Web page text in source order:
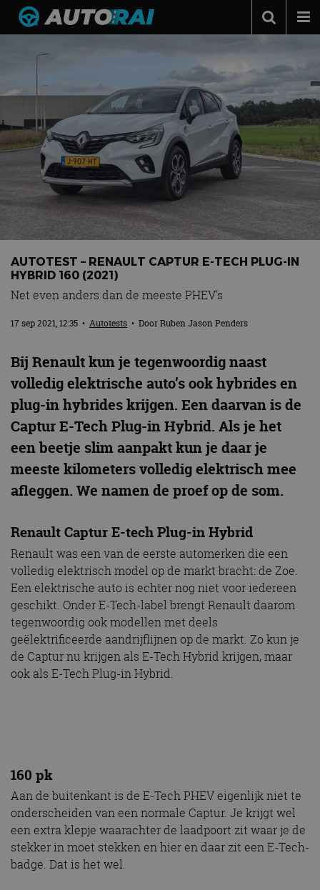
Automerken
Adverteren
Contact
MotorRAI.nl
AUTOTEST – RENAULT CAPTUR E-TECH PLUG-IN
HYBRID 160 (2021)
Net even anders dan de meeste PHEV's
17 sep 2021, 12:35 • Autotests • DoorRuben Jason Penders
Bij Renault kun je tegenwoordig naast
volledig elektrische auto’s ook hybrides en
plug-in hybrides krijgen. Een daarvan is de
Captur E-Tech Plug-in Hybrid. Als je het
een beetje slim aanpakt kun je daar je
meeste kilometers volledig elektrisch mee
afleggen. We namen de proef op de som.
Renault Captur E-tech Plug-in Hybrid
Renault was een van de eerste automerken die een
volledig elektrisch model op de markt bracht: de Zoe.
Een elektrische auto is echter nog niet voor iedereen
geschikt. Onder E-Tech-label brengt Renault daarom
tegenwoordig ook modellen met deels
geëlektrificeerde aandrijflijnen op de markt. Zo kun je
de Captur nu krijgen als E-Tech Hybrid krijgen, maar
ook als E-Tech Plug-in Hybrid.
160 pk
Aan de buitenkant is de E-Tech PHEV eigenlijk niet te
onderscheiden van een normale Captur. Je krijgt wel
een extra klepje waarachter de laadpoort zit waar je de
stekker in moet stekken en hier en daar zit een E-Tech-
badge. Dat is het wel.